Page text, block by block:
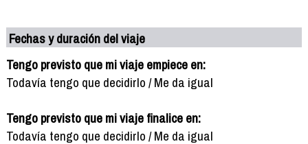
Fechas y duración del viaje
Tengo previsto que mi viaje empiece en:
Todavía tengo que decidirlo / Me da igual
Tengo previsto que mi viaje finalice en:
Todavía tengo que decidirlo / Me da igual